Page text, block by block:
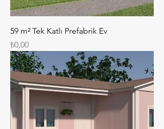
59 m² Tek Katlı Prefabrik Ev
Fiyat
₺0,00